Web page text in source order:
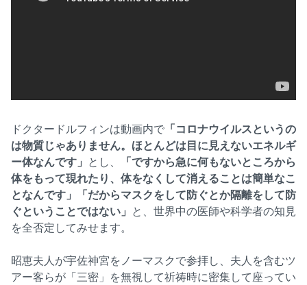
ドクタードルフィンは動画内で 「コロナウイルスというの
は物質じゃありません。ほとんどは目に見えないエネルギ
ー体なんです」 とし、
「ですから急に何もないところから
体をもって現れたり、体をなくして消えることは簡単なこ
となんです」「だからマスクをして防ぐとか隔離をして防
ぐということではない」 と、世界中の医師や科学者の知見
を全否定してみせます。
昭恵夫人が宇佐神宮をノーマスクで参拝し、夫人を含むツ
アー客らが「三密」を無視して祈祷時に密集して座ってい